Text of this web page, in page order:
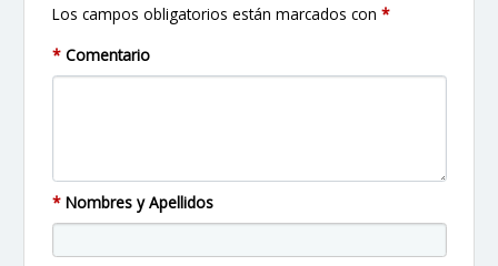
Los campos obligatorios están marcados con *
*Comentario
*Nombres y Apellidos